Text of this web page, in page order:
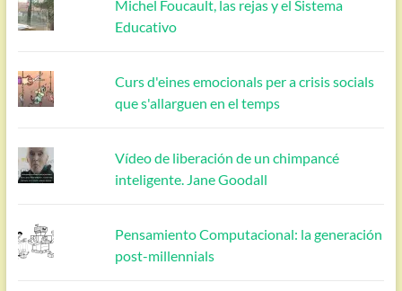
Michel Foucault, las rejas y el Sistema
Educativo
Curs d'eines emocionals per a crisis socials
que s'allarguen en el temps
Vídeo de liberación de un chimpancé
inteligente. Jane Goodall
Pensamiento Computacional: la generación
post-millennials